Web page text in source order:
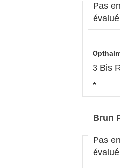
Pas
évalué
3 Bis
*
Brun
Pas
évalué